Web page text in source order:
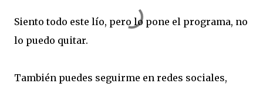
Siento todo este lío, pero lo pone el programa, no
lo puedo quitar.
También puedes seguirme en redes sociales,